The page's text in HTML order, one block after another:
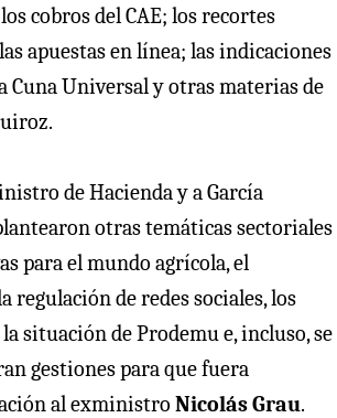
cobros del CAE; los recortes
apuestas en línea; las indicaciones
Cuna Universal y otras materias de
de Hacienda y a García
otras temáticas sectoriales
para el mundo agrícola, el
regulación de redes sociales, los
situación de Prodemu e, incluso, se
gestiones para que fuera
al exministro Nicolás Grau.